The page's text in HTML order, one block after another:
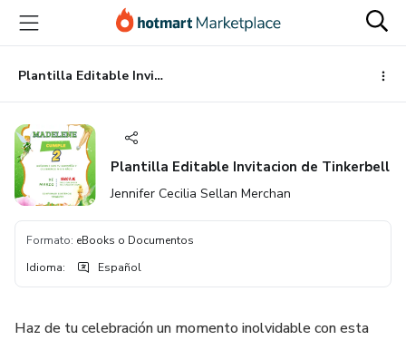
principal
página
de
página
Plantilla Editable Invitacion de Tinkerbell
Plantilla Editable Invitacion de Tinkerbell
Jennifer Cecilia Sellan Merchan
Formato: eBooks o Documentos
Idioma: Español
Haz de tu celebración un momento inolvidable con esta